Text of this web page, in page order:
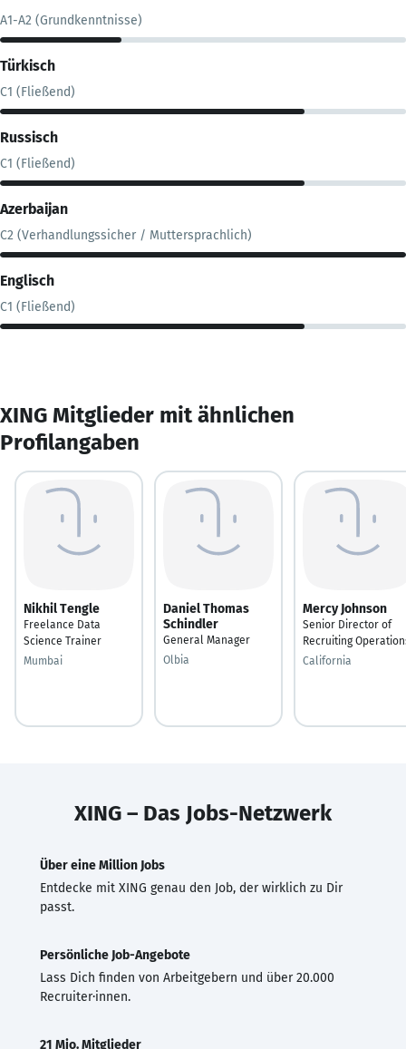
A1-A2 (Grundkenntnisse)
Türkisch
C1 (Fließend)
Russisch
C1 (Fließend)
Azerbaijan
C2 (Verhandlungssicher / Muttersprachlich)
Englisch
C1 (Fließend)
XING Mitglieder mit ähnlichen
Profilangaben
Nikhil Tengle
Freelance Data
Science Trainer
Mumbai
Daniel Thomas
Schindler
General Manager
Olbia
Mercy Johnson
Senior Director of
Recruiting
California
XING – Das Jobs-Netzwerk
Über eine Million Jobs
Entdecke mit XING genau den Job, der wirklich zu Dir
passt.
Persönliche Job-Angebote
Lass Dich finden von Arbeitgebern und über 20.000
Recruiter·innen.
21 Mio. Mitglieder